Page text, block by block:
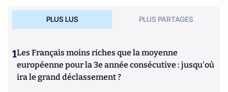
PLUS LUS PLUS PARTAGES
1Les Français moins riches que la moyenne
européenne pour la 3e année consécutive : jusqu'où
ira le grand déclassement ?